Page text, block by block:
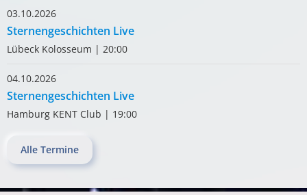
03.10.2026
Sternengeschichten Live
Lübeck Kolosseum | 20:00
04.10.2026
Sternengeschichten Live
Hamburg KENT Club | 19:00
Alle Termine